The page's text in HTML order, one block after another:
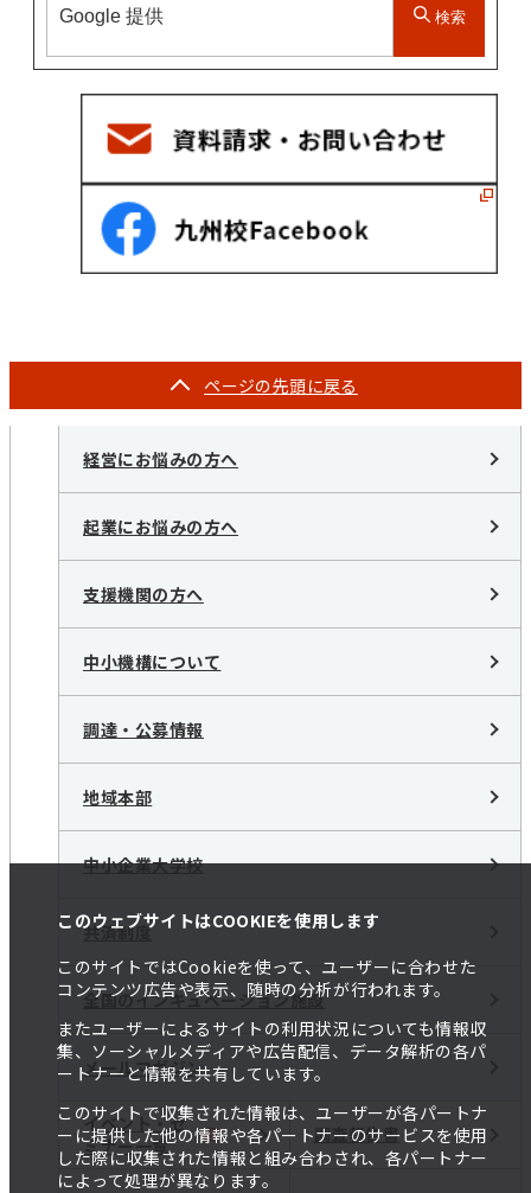
このウェブサイトはCOOKIEを使用します
このサイトではCookieを使って、ユーザーに合わせた
コンテンツ広告や表示、随時の分析が行われます。
またユーザーによるサイトの利用状況についても情報収
集、ソーシャルメディアや広告配信、データ解析の各パ
ートナーと情報を共有しています。
このサイトで収集された情報は、ユーザーが各パートナ
ーに提供した他の情報や各パートナーのサービスを使用
した際に収集された情報と組み合わされ、各パートナー
によって処理が異なります。
検索
ページの先頭に戻る
経営にお悩みの方へ
起業にお悩みの方へ
支援機関の方へ
中小機構について
調達・公募情報
地域本部
中小企業大学校
共済制度
全国のインキュベーション施設
メールマガジン
イベント・セ
ミナー一覧
調査報告書